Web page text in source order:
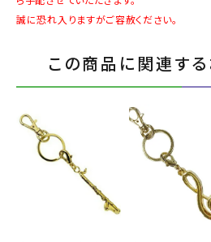
誠に恐れ入りますがご容赦ください。
この商品に関連す